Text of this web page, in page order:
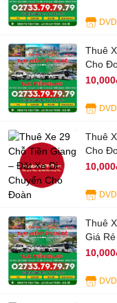
Thuê
Cho
Thuê
Cho
Thuê
Giá Rẻ